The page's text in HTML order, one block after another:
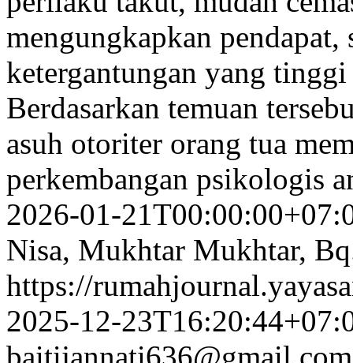
mengungkapkan
ketergantungan yang
Berdasarkan temuan
asuh otoriter orang tua
perkembangan psikologis
2026-01-
Nisa, Mukhtar Mukhtar,
https://
2025-12-